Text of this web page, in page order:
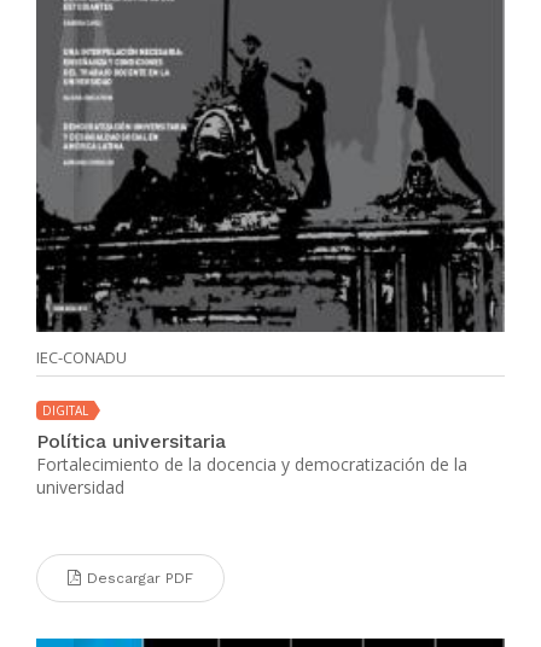
IEC-CONADU
DIGITAL
Política universitaria
Fortalecimiento de la docencia y democratización de la
universidad
Descargar PDF